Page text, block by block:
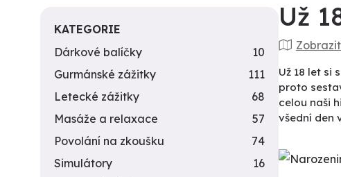
Už
Už 18 let si
proto
celou naši
všední den
KATEGORIE
Dárkové balíčky
10
Gurmánské zážitky
111
Letecké zážitky
68
Masáže a relaxace
57
Povolání na zkoušku
74
Simulátory
16